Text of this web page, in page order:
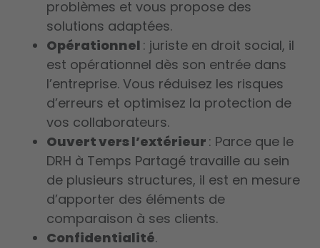
problèmes et vous propose des
solutions adaptées.
Opérationnel : juriste en droit social, il
est opérationnel dès son entrée dans
l’entreprise. Vous réduisez les risques
d’erreurs et optimisez la protection de
vos collaborateurs.
Ouvert vers l’extérieur : Parce que le
DRH à Temps Partagé travaille au sein
de plusieurs structures, il est en mesure
d’apporter des éléments de
comparaison à ses clients.
Confidentialité.